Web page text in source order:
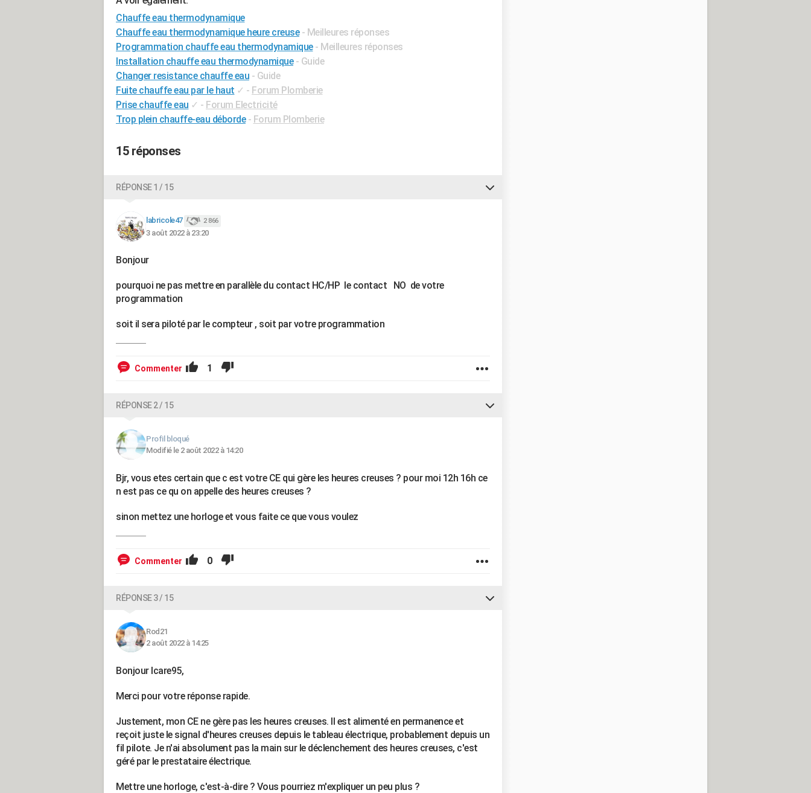
Chauffe eau thermodynamique
Chauffe eau thermodynamique heure creuse - Meilleures réponses
Programmation chauffe eau thermodynamique - Meilleures réponses
Installation chauffe eau thermodynamique - Guide
Changer resistance chauffe eau - Guide
Fuite chauffe eau par le haut ✓ - Forum Plomberie
Prise chauffe eau ✓ - Forum Electricité
Trop plein chauffe-eau déborde - Forum Plomberie
15 réponses
RÉPONSE 1 / 15
labricole47 2 866
3 août 2022 à 23:20
Bonjour
pourquoi ne pas mettre en parallèle du contact HC/HP le contact NO de votre
programmation
soit il sera piloté par le compteur , soit par votre programmation
Commenter 1
RÉPONSE 2 / 15
Profil bloqué
Modifié le 2 août 2022 à 14:20
Bjr, vous etes certain que c est votre CE qui gère les heures creuses ? pour moi 12h 16h ce
n est pas ce qu on appelle des heures creuses ?
sinon mettez une horloge et vous faite ce que vous voulez
Commenter 0
RÉPONSE 3 / 15
Rod21
2 août 2022 à 14:25
Bonjour Icare95,
Merci pour votre réponse rapide.
Justement, mon CE ne gère pas les heures creuses. Il est alimenté en permanence et
reçoit juste le signal d'heures creuses depuis le tableau électrique, probablement depuis un
fil pilote. Je n'ai absolument pas la main sur le déclenchement des heures creuses, c'est
géré par le prestataire électrique.
Mettre une horloge, c'est-à-dire ? Vous pourriez m'expliquer un peu plus ?